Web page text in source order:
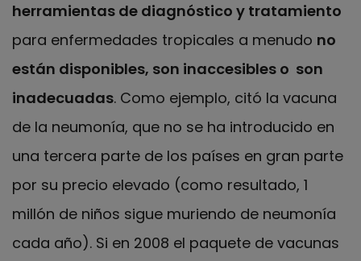
herramientas de diagnóstico y tratamiento
para enfermedades tropicales a menudo no
están disponibles, son inaccesibles o son
inadecuadas. Como ejemplo, citó la vacuna
de la neumonía, que no se ha introducido en
una tercera parte de los países en gran parte
por su precio elevado (como resultado, 1
millón de niños sigue muriendo de neumonía
cada año). Si en 2008 el paquete de vacunas